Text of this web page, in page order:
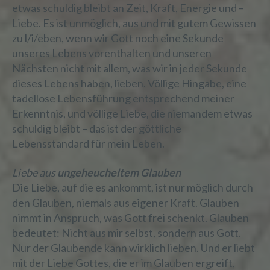
etwas schuldig bleibt an Zeit, Kraft, Energie und –
Liebe. Es ist unmöglich, aus und mit gutem Gewissen
zu l/i/eben, wenn wir Gott noch eine Sekunde
unseres Lebens vorenthalten und unseren
Nächsten nicht mit allem, was wir in jeder Sekunde
dieses Lebens haben, lieben. Völlige Hingabe, eine
tadellose Lebensführung entsprechend meiner
Erkenntnis, und völlige Liebe, die niemandem etwas
schuldig bleibt – das ist der göttliche
Lebensstandard für mein Leben.
Liebe ausungeheucheltem Glauben
Die Liebe, auf die es ankommt, ist nur möglich durch
den Glauben, niemals aus eigener Kraft. Glauben
nimmt in Anspruch, was Gott frei schenkt. Glauben
bedeutet: Nicht aus mir selbst, sondern aus Gott.
Nur der Glaubende kann wirklich lieben. Und er liebt
mit der Liebe Gottes, die er im Glauben ergreift,